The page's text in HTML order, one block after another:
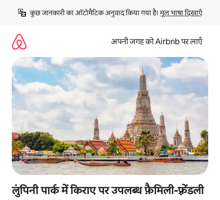
छोड़कर
कॉन्टेंट
कुछ जानकारी का ऑटोमैटिक अनुवाद किया गया है। मूल भाषा दिखाएँ
अपनी जगह को Airbnb पर लाएँ
लुंपिनी पार्क में किराए पर उपलब्ध फ़ैमिली-फ़्रेंडली